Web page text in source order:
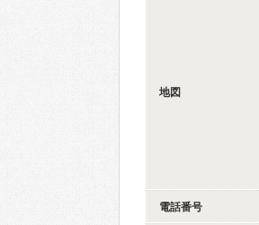
地図
電話番号